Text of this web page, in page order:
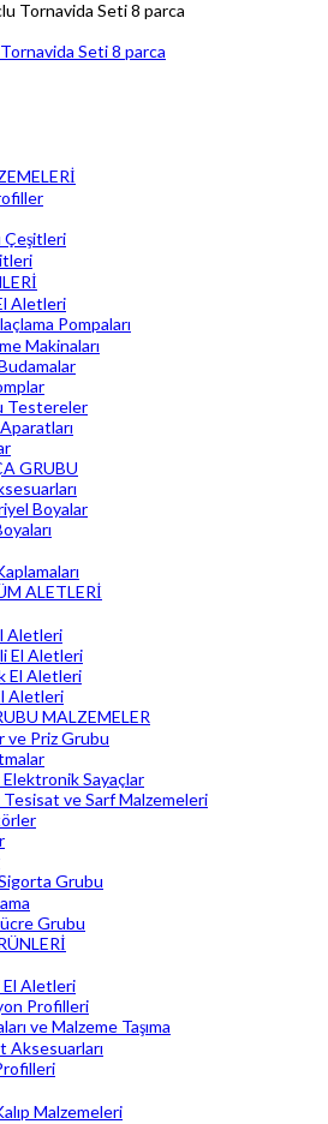
Seti 8 parca
Çeşitleri
Aletleri
Pompaları
Makinaları
Testereler
GRUBU
Boyalar
ALETLERİ
Aletleri
El Aletleri
El Aletleri
Aletleri
MALZEMELER
ve Priz Grubu
Sayaçlar
ve Sarf Malzemeleri
Grubu
Grubu
El Aletleri
Profilleri
ve Malzeme Taşıma
Aksesuarları
Malzemeleri